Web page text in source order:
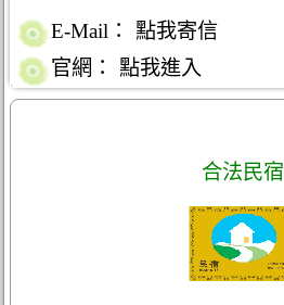
E-Mail：
點我寄信
官網：
點我進入
合法民宿